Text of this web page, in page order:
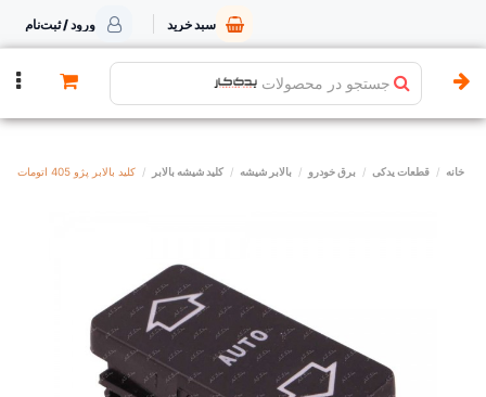
سبد خرید ورود / ثبت‌نام
جستجو در محصولات
خانه قطعات یدکی برق خودرو بالابر شیشه کلید شیشه بالابر کلید بالابر پژو 405 اتومات کروز